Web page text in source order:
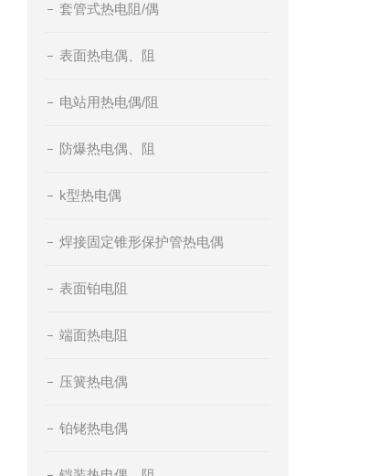
套管式热电阻/偶
表面热电偶、阻
电站用热电偶/阻
防爆热电偶、阻
k型热电偶
焊接固定锥形保护管热电偶
表面铂电阻
端面热电阻
压簧热电偶
铂铑热电偶